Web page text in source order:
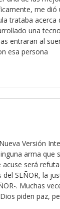
me dió
trataba
una
entraran al
esa persona
Versión
arma
será
del SEÑOR, la
. Muchas
piden paz,